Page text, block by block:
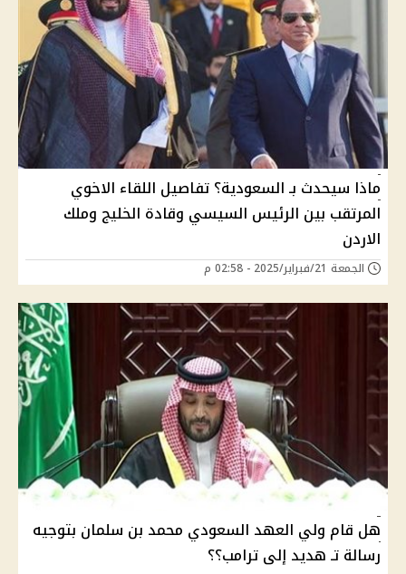
ماذا سيحدث بـ السعودية؟ تفاصيل اللقاء الاخوي
المرتقب بين الرئيس السيسي وقادة الخليج وملك
الاردن
الجمعة 21/فبراير/2025 - 02:58 م
هل قام ولي العهد السعودي محمد بن سلمان بتوجيه
رسالة تـ هديد إلى ترامب؟؟